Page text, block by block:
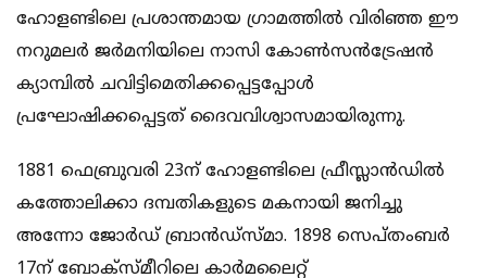
ഹോളണ്ടിലെ പ്രശാന്തമായ ഗ്രാമത്തില്‍ വിരിഞ്ഞ ഈ
നറുമലര്‍ ജര്‍മനിയിലെ നാസി കോണ്‍സന്‍ട്രേഷന്‍
ക്യാമ്പില്‍ ചവിട്ടിമെതിക്കപ്പെട്ടപ്പോള്‍
പ്രഘോഷിക്കപ്പെട്ടത് ദൈവവിശ്വാസമായിരുന്നു.
1881 ഫെബ്രുവരി 23ന് ഹോളണ്ടിലെ ഫ്രീസ്ലാന്‍ഡില്‍
കത്തോലിക്കാ ദമ്പതികളുടെ മകനായി ജനിച്ചു
അന്നോ ജോര്‍ഡ് ബ്രാന്‍ഡ്‌സ്മാ. 1898 സെപ്തംബര്‍
17ന് ബോക്‌സ്മീറിലെ കാര്‍മലൈറ്റ്